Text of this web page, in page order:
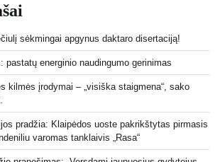
sėkmingai apgynus daktaro disertaciją!
pastatų energinio naudingumo gerinimas
kilmės įrodymai – „visiška staigmena“, sako
pradžia: Klaipėdos uoste pakrikštytas pirmasis
varomas tanklaivis „Rasa“